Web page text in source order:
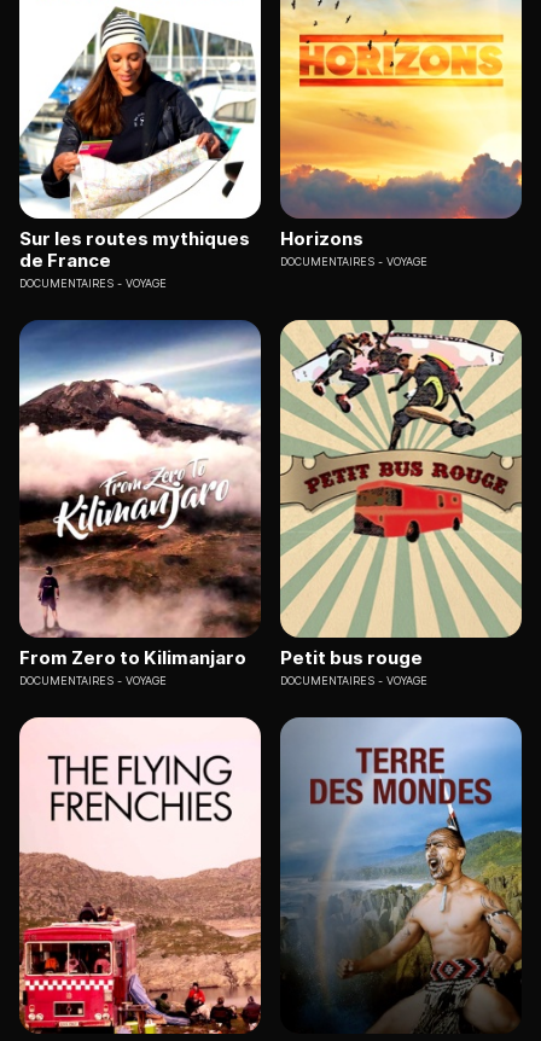
Sur les routes mythiques
de France
DOCUMENTAIRES VOYAGE
Horizons
DOCUMENTAIRES VOYAGE
From Zero to Kilimanjaro
DOCUMENTAIRES VOYAGE
Petit bus rouge
DOCUMENTAIRES VOYAGE